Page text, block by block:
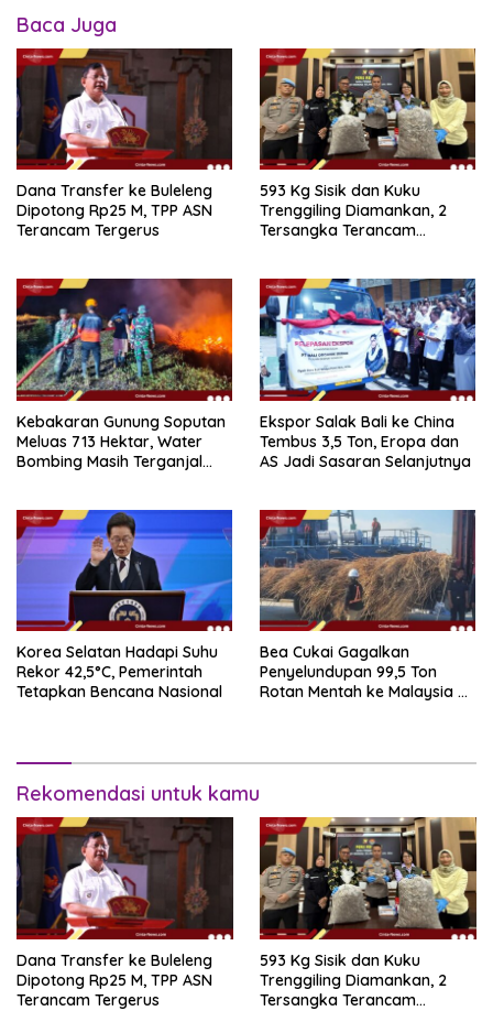
Baca Juga
Dana Transfer ke Buleleng
Dipotong Rp25 M, TPP ASN
Terancam Tergerus
593 Kg Sisik dan Kuku
Trenggiling Diamankan, 2
Tersangka Terancam
Kebakaran Gunung Soputan
Meluas 713 Hektar, Water
Bombing Masih Terganjal
Ekspor Salak Bali ke China
Tembus 3,5 Ton, Eropa dan
AS Jadi Sasaran Selanjutnya
Korea Selatan Hadapi Suhu
Rekor 42,5°C, Pemerintah
Tetapkan Bencana Nasional
Bea Cukai Gagalkan
Penyelundupan 99,5 Ton
Rotan Mentah ke Malaysia di
Rekomendasi untuk kamu
Dana Transfer ke Buleleng
Dipotong Rp25 M, TPP ASN
Terancam Tergerus
593 Kg Sisik dan Kuku
Trenggiling Diamankan, 2
Tersangka Terancam